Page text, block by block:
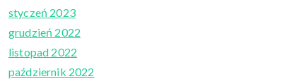
styczeń 2023
grudzień 2022
listopad 2022
październik 2022